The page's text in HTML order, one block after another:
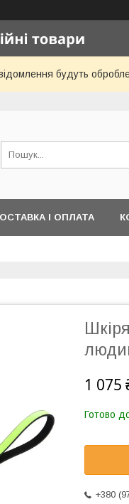
будуть
І ОПЛАТА
1 075
Готово
+380